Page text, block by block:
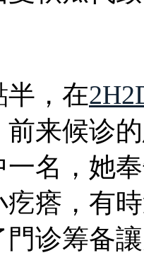
半，在
前来候诊
一名，她
疙瘩，有
門诊筹备